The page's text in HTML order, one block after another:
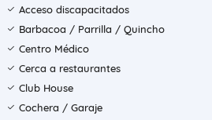
Acceso discapacitados
Barbacoa / Parrilla / Quincho
Centro Médico
Cerca a restaurantes
Club House
Cochera / Garaje